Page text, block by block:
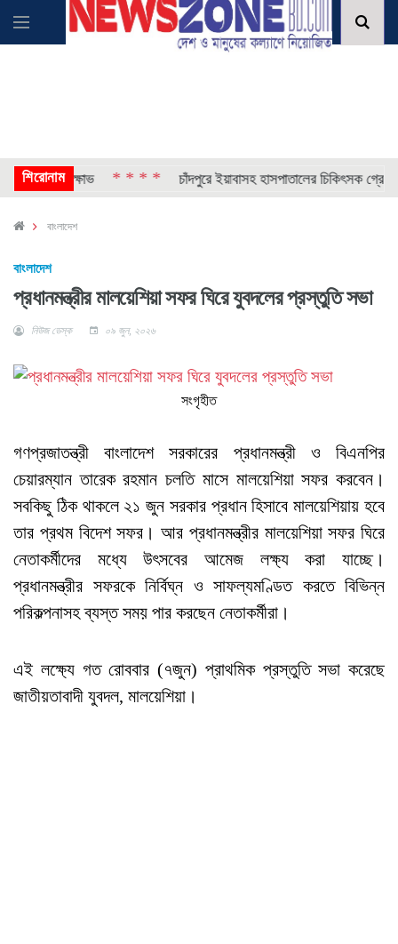
শিরোনাম
চরম ক্ষোভ * * * * চাঁদপুরে ইয়াবাসহ হাসপাতালের চিকিৎসক গ্রেপ্তার
বাংলাদেশ
বাংলাদেশ
প্রধানমন্ত্রীর মালয়েশিয়া সফর ঘিরে যুবদলের প্রস্তুতি সভা
নিউজ ডেস্ক ০৯ জুন, ২০২৬
সংগৃহীত
গণপ্রজাতন্ত্রী বাংলাদেশ সরকারের প্রধানমন্ত্রী ও বিএনপির
চেয়ারম্যান তারেক রহমান চলতি মাসে মালয়েশিয়া সফর করবেন।
সবকিছু ঠিক থাকলে ২১ জুন সরকার প্রধান হিসাবে মালয়েশিয়ায় হবে
তার প্রথম বিদেশ সফর। আর প্রধানমন্ত্রীর মালয়েশিয়া সফর ঘিরে
নেতাকর্মীদের মধ্যে উৎসবের আমেজ লক্ষ্য করা যাচ্ছে।
প্রধানমন্ত্রীর সফরকে নির্বিঘ্ন ও সাফল্যমণ্ডিত করতে বিভিন্ন
পরিকল্পনাসহ ব্যস্ত সময় পার করছেন নেতাকর্মীরা।
এই লক্ষ্যে গত রোববার (৭জুন) প্রাথমিক প্রস্তুতি সভা করেছে
জাতীয়তাবাদী যুবদল, মালয়েশিয়া।